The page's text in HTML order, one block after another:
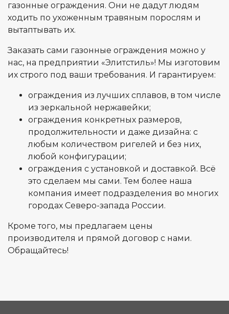
газонные ограждения. Они не дадут людям
ходить по ухоженным травяным порослям и
вытаптывать их.
Заказать сами газонные ограждения можно у
нас, на предприятии «Элитстиль»! Мы изготовим
их строго под ваши требования. И гарантируем:
ограждения из лучших сплавов, в том числе
из зеркальной нержавейки;
ограждения конкретных размеров,
продолжительности и даже дизайна: с
любым количеством ригелей и без них,
любой конфигурации;
ограждения с установкой и доставкой. Всё
это сделаем мы сами. Тем более наша
компания имеет подразделения во многих
городах Северо-запада России.
Кроме того, мы предлагаем цены
производителя и прямой договор с нами.
Обращайтесь!